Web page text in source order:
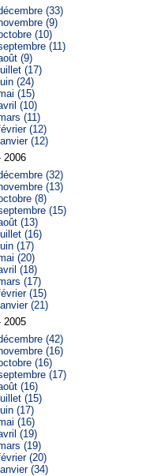
(33)
(9)
(10)
(11)
(9)
(17)
(24)
(15)
(10)
(11)
(12)
(12)
2006
(32)
(13)
(8)
(15)
(13)
(16)
(17)
(20)
(18)
(17)
(15)
(21)
2005
(42)
(16)
(16)
(17)
(16)
(15)
(17)
(16)
(19)
(19)
(20)
(34)